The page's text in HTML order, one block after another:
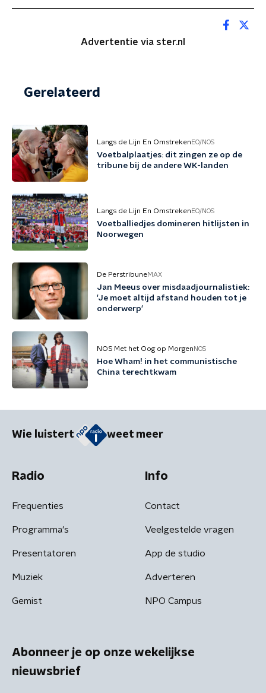
Advertentie via ster.nl
Gerelateerd
Langs de Lijn En Omstreken EO/NOS
Voetbalplaatjes: dit zingen ze op de
tribune bij de andere WK-landen
Langs de Lijn En Omstreken EO/NOS
Voetballiedjes domineren hitlijsten in
Noorwegen
De PerstribuneMAX
Jan Meeus over misdaadjournalistiek:
'Je moet altijd afstand houden tot je
onderwerp'
NOS Met het Oog op Morgen NOS
Hoe Wham! in het communistische
China terechtkwam
Wie luistert weet meer
Radio
Frequenties
Programma's
Presentatoren
Muziek
Gemist
Info
Contact
Veelgestelde vragen
App de studio
Adverteren
NPO Campus
Abonneer je op onze wekelijkse
nieuwsbrief